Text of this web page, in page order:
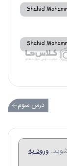
درس سوم
ورود به